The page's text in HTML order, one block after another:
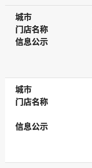
城市
城市
门店名称
门店名称
信息公示
信息公示
城市
城市
门店名称
门店名称
信息公示
信息公示